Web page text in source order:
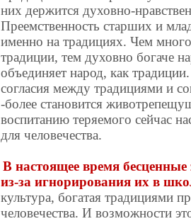
них держится духовно-
Преемственность старших и
именно на традициях. Чем
традиции, тем духовно богаче
объединяет народ, как
согласия между традициями и
-более становится
воспитанию теряемого сейчас
для человечества.
В настоящее время
из-за игнорирования их в
культура, богатая традициями
человечества. И возможности